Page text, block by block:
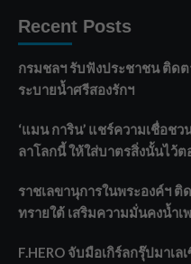
Recent Posts
กรมชลฯ รับฟังประชาชน ติด
ระบายน้ำศรีสองรักฯ
‘แมน การิน’ แชร์ความเชื่อช
ลาโลกนี้ ให้ใส่บาตรสิ่งนั้นไว้ต
ราชเลขานุการในพระองค์ฯ
ทรายใต้ เสริมความมั่นคงน้ำเ
F.HERO จับมือเกิร์ลกรุ๊ปมาเ